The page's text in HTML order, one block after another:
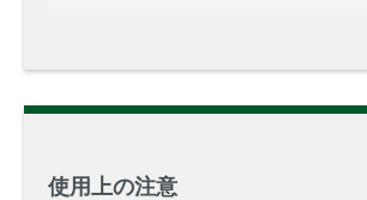
使用上の注意